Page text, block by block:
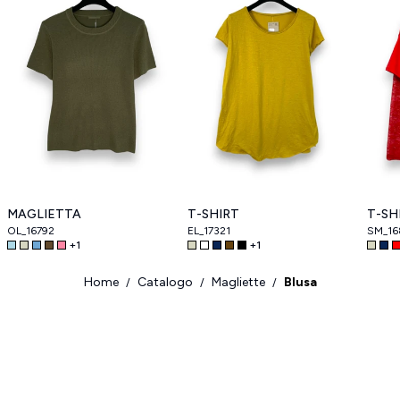
MAGLIETTA
OL_16792
+1
T-SHIRT
EL_17321
+1
T-
Home / Catalogo / Magliette / Blusa